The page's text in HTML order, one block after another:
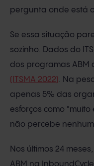
pergunta onde está
Se essa situação
sozinho. Dados do
dos programas ABM
(ITSMA 2022) . Na
apenas 5% das
esforços como
não percebe
Nos últimos 24
ABM na